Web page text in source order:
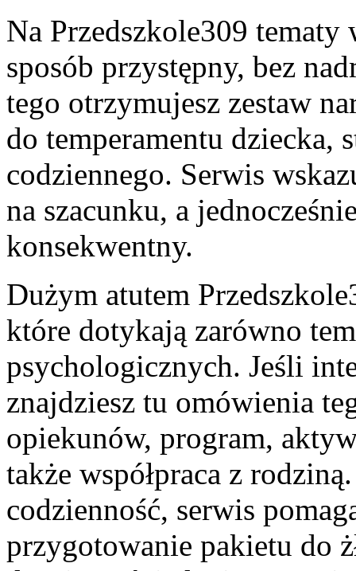
Na Przedszkole309 tematy
sposób przystępny, bez
tego otrzymujesz zestaw
do temperamentu
codziennego. Serwis
na szacunku, a
konsekwentny.
Dużym atutem
które dotykają zarówno
psychologicznych. Jeśli
znajdziesz tu omówienia
opiekunów, program,
także współpraca z
codzienność, serwis
przygotowanie pakietu do